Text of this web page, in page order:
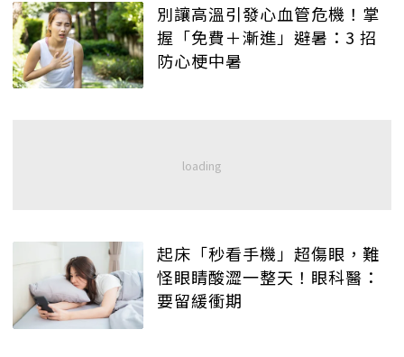
別讓高溫引發心血管危機！掌
握「免費＋漸進」避暑：3 招
防心梗中暑
起床「秒看手機」超傷眼，難
怪眼睛酸澀一整天！眼科醫：
要留緩衝期